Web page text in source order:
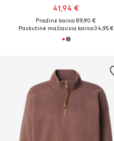
41,94 €
Pradinė kaina: 89,90 €
Paskutinė mažiausia kaina:34,95 €